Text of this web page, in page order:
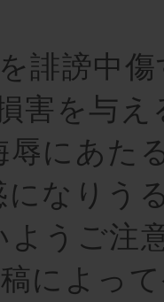
誹謗中
害を与
辱にあた
になりう
ようご注
によっ